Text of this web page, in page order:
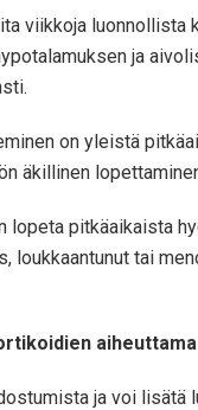
viikkoja luonnollista
ja
on yleistä
äkillinen
lopeta pitkäaikaista
loukkaantunut tai
ja voi lisätä